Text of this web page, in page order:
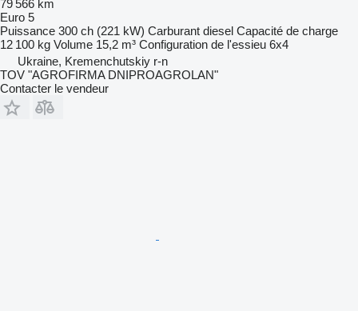
79 566 km
Euro 5
Puissance 300 ch (221 kW) Carburant diesel Capacité de charge
12 100 kg Volume 15,2 m³ Configuration de l'essieu 6x4
Ukraine, Kremenchutskiy r-n
TOV "AGROFIRMA DNIPROAGROLAN"
Contacter le vendeur